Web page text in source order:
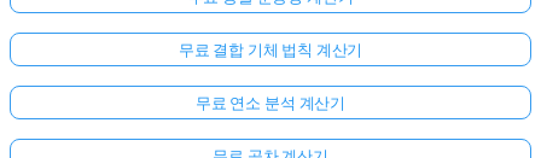
무료 결합 기체 법칙 계산기
무료 연소 분석 계산기